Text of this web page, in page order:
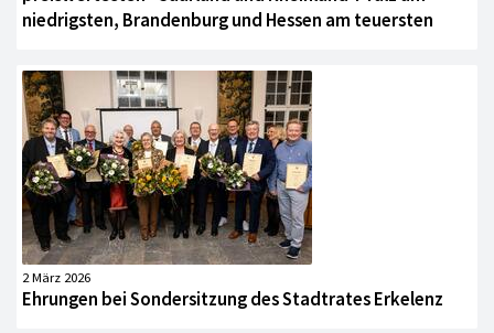
niedrigsten, Brandenburg und Hessen am teuersten
2 März 2026
Ehrungen bei Sondersitzung des Stadtrates Erkelenz